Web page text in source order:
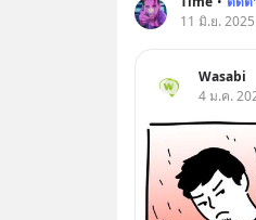
11 มิ.ย.
Wasabi
4 ม.ค.